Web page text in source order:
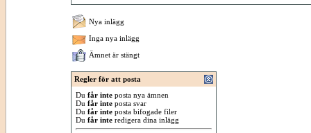
Nya inlägg
Inga nya inlägg
Ämnet är stängt
Regler för att posta
Du får inteposta nya ämnen
Du får inteposta svar
Du får inteposta bifogade filer
Du får interedigera dina inlägg